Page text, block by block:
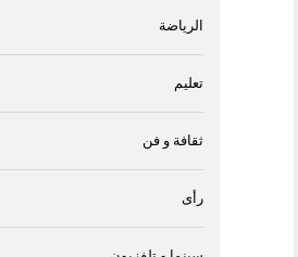
الرياضة
تعليم
ثقافة و فن
رأى